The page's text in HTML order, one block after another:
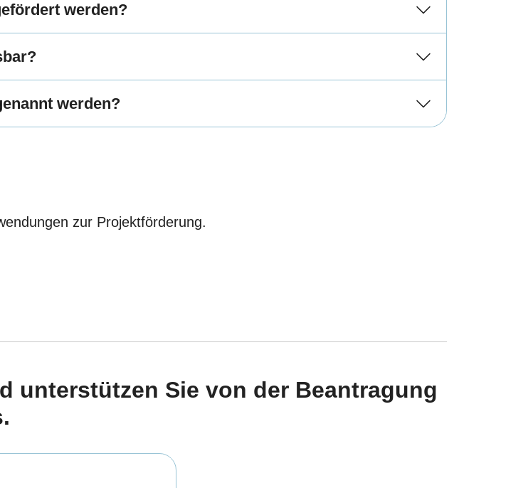
werden?
werden?
zur Projektförderung.
unterstützen Sie von der Beantragung